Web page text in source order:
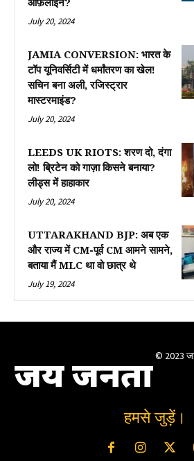
ऑफ़लाइन?
July 20, 2024
JAMIA CONVERSION: भारत के
टॉप यूनिवर्सिटी में धर्मांतरण का खेल!
सचिन बना अली, रजिस्ट्रार
मास्टरमाइंड?
July 20, 2024
LEEDS UK RIOTS: शरण दो, दंगा
लो! ब्रिटेन को गाज़ा किसने बनाया?
लीड्स में हाहाकार
July 20, 2024
UTTARAKHAND BJP: अब एक
और राज्य में CM-पूर्व CM आमने सामने,
बताया मैं MLC था वो छात्र थे
July 19, 2024
जय जनता © 2023
हमसे जुड़ें।